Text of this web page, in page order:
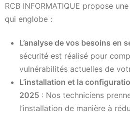
RCB INFORMATIQUE propose
qui englobe :
L’analyse de vos besoins en
sécurité est réalisé pour
vulnérabilités actuelles de
L’installation et la
2025 : Nos techniciens
l’installation de manière à